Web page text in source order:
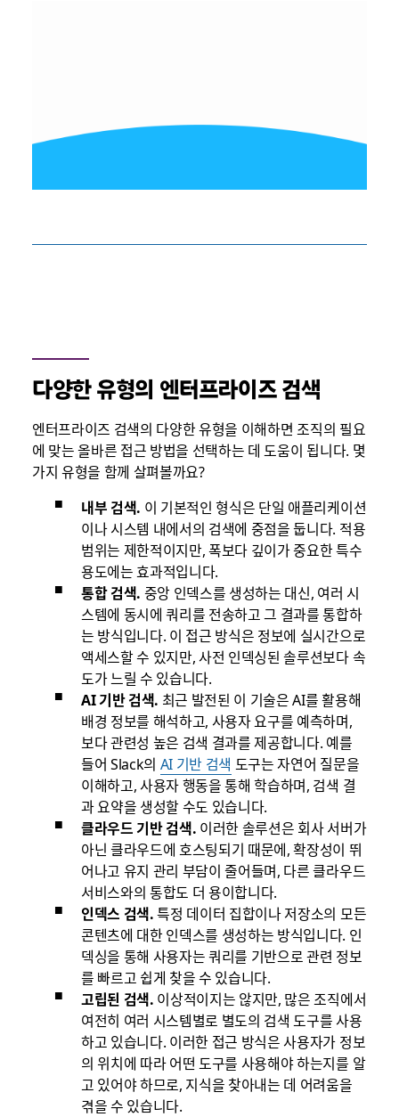
다양한 유형의 엔터프라이즈 검색
엔터프라이즈 검색의 다양한 유형을 이해하면 조직의 필요
에 맞는 올바른 접근 방법을 선택하는 데 도움이 됩니다. 몇
가지 유형을 함께 살펴볼까요?
내부 검색. 이 기본적인 형식은 단일 애플리케이션
이나 시스템 내에서의 검색에 중점을 둡니다. 적용
범위는 제한적이지만, 폭보다 깊이가 중요한 특수
용도에는 효과적입니다.
통합 검색. 중앙 인덱스를 생성하는 대신, 여러 시
스템에 동시에 쿼리를 전송하고 그 결과를 통합하
는 방식입니다. 이 접근 방식은 정보에 실시간으로
액세스할 수 있지만, 사전 인덱싱된 솔루션보다 속
도가 느릴 수 있습니다.
AI 기반 검색. 최근 발전된 이 기술은 AI를 활용해
배경 정보를 해석하고, 사용자 요구를 예측하며,
보다 관련성 높은 검색 결과를 제공합니다. 예를
들어 Slack의 AI 기반 검색 도구는 자연어 질문을
이해하고, 사용자 행동을 통해 학습하며, 검색 결
과 요약을 생성할 수도 있습니다.
클라우드 기반 검색. 이러한 솔루션은 회사 서버가
아닌 클라우드에 호스팅되기 때문에, 확장성이 뛰
어나고 유지 관리 부담이 줄어들며, 다른 클라우드
서비스와의 통합도 더 용이합니다.
인덱스 검색.특정 데이터 집합이나 저장소의 모든
콘텐츠에 대한 인덱스를 생성하는 방식입니다. 인
덱싱을 통해 사용자는 쿼리를 기반으로 관련 정보
를 빠르고 쉽게 찾을 수 있습니다.
고립된 검색. 이상적이지는 않지만, 많은 조직에서
여전히 여러 시스템별로 별도의 검색 도구를 사용
하고 있습니다. 이러한 접근 방식은 사용자가 정보
의 위치에 따라 어떤 도구를 사용해야 하는지를 알
고 있어야 하므로, 지식을 찾아내는 데 어려움을
겪을 수 있습니다.